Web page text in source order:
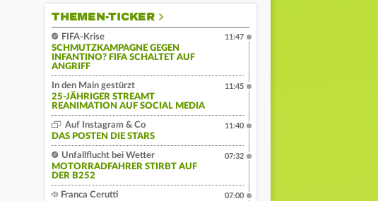
THEMEN-TICKER
FIFA-Krise
SCHMUTZKAMPAGNE GEGEN
INFANTINO? FIFA SCHALTET AUF
ANGRIFF
11:47
In den Main gestürzt
25-JÄHRIGER STREAMT
REANIMATION AUF SOCIAL MEDIA
11:45
Auf Instagram & Co
DAS POSTEN DIE STARS
11:40
Unfallflucht bei Wetter
MOTORRADFAHRER STIRBT AUF
DER B252
07:32
Franca Cerutti
07:00